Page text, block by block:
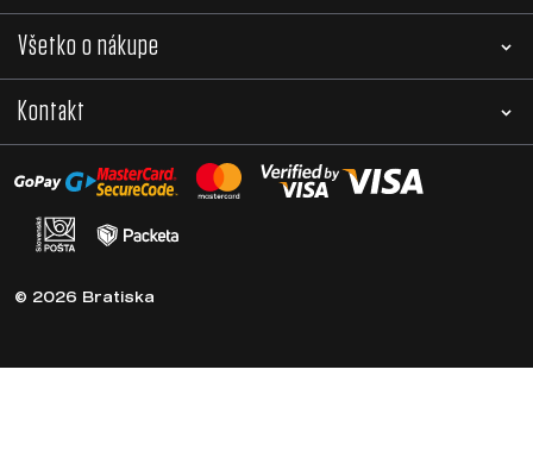
Všetko o nákupe
Kontakt
© 2026 Bratiska